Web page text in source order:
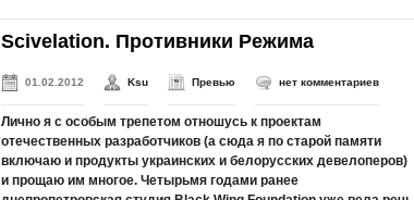
Scivelation. Противники Режима
01.02.2012 Ksu Превью нет комментариев
Лично я с особым трепетом отношусь к проектам
отечественных разработчиков (а сюда я по старой памяти
включаю и продукты украинских и белорусских девелоперов)
и прощаю им многое. Четырьмя годами ранее